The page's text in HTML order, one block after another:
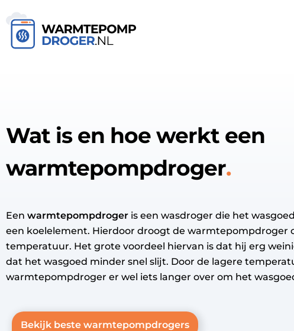
Wat is en hoe werkt een
warmtepompdroger
Een warmtepompdroger is een wasdroger die het
een koelelement. Hierdoor droogt de warmtepompdroger
temperatuur. Het grote voordeel hiervan is dat hij erg
dat het wasgoed minder snel slijt. Door de lagere
warmtepompdroger er wel iets langer over om het
Bekijk beste warmtepompdrogers